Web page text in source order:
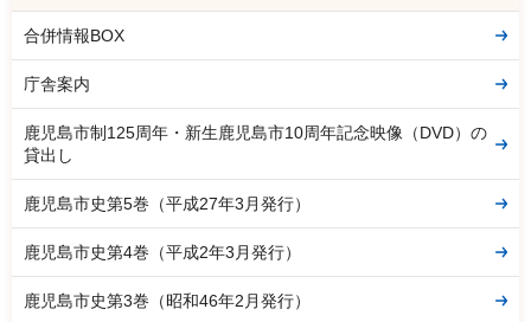
合併情報BOX
庁舎案内
鹿児島市制125周年・新生鹿児島市10周年記念映像（DVD）の
貸出し
鹿児島市史第5巻（平成27年3月発行）
鹿児島市史第4巻（平成2年3月発行）
鹿児島市史第3巻（昭和46年2月発行）